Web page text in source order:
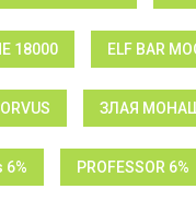
18000 ELF BAR
ЗЛАЯ
6% PROFESSOR 6%